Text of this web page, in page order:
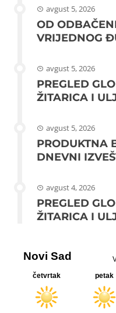
avgust 5, 2026
OD
VRIJEDNOG
avgust 5, 2026
PREGLED
ŽITARICA I
avgust 5, 2026
PRODUKTNA
DNEVNI
avgust 4, 2026
PREGLED
ŽITARICA I